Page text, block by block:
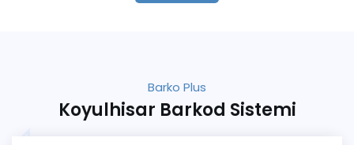
Barko Plus
Koyulhisar Barkod Sistemi